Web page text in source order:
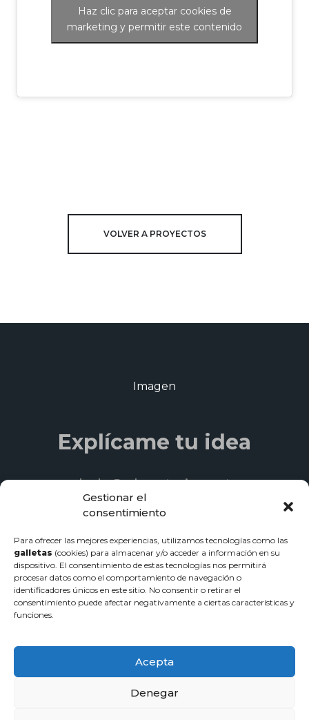
Gestionar el
consentimiento
Para ofrecer las mejores experiencias, utilizamos tecnologías como las
galletas (cookies) para almacenar y/o acceder a información en su
dispositivo. El consentimiento de estas tecnologías nos permitirá
procesar datos como el comportamiento de navegación o
identificadores únicos en este sitio. No consentir o retirar el
consentimiento puede afectar negativamente a ciertas características y
funciones.
Acepta
Denegar
Haz clic para aceptar cookies de
marketing y permitir este contenido
VOLVER A PROYECTOS
Explícame tu idea
hola@planetaries.cat
+34 93 840 06 33
© 2022 Produccions Planetàries | Todos los derechos reservados
Diseño de páginas web-Servicios de streaming
corporativos
Política de privacidad